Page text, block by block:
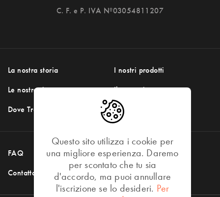
DOVE TROVARCI
C. F. e P. IVA Nº03054811207
La nostra storia
I nostri prodotti
Le nostre ricette
Il nostro impegno
Dove Trovarci
FAQ
Social Media
Contattaci
Questo sito utilizza i cookie per
una migliore esperienza. Daremo
per scontato che tu sia
d'accordo, ma puoi annullare
l'iscrizione se lo desideri. Per